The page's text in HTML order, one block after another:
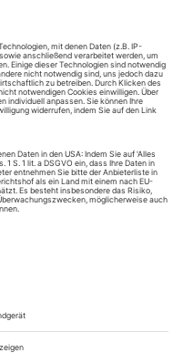
fordert, wenn hier
Burg» im Zeitraffer
Neuaufnahme mit den
Momente bereit.
Teatro La Fenice von
Oper im wieder
er gemäß der litera­
die Handlung die
seiner